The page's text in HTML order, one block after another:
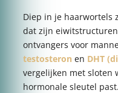
Diep in je haarwortels
dat zijn
ontvangers voor
testosteron en DHT
vergelijken met sloten
hormonale sleutel